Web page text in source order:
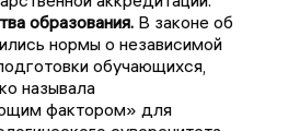
образования. В законе об
нормы о независимой
обучающихся,
называла
фактором» для